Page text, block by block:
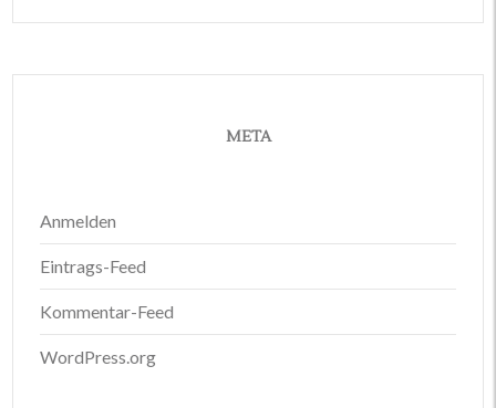
META
Anmelden
Eintrags-Feed
Kommentar-Feed
WordPress.org